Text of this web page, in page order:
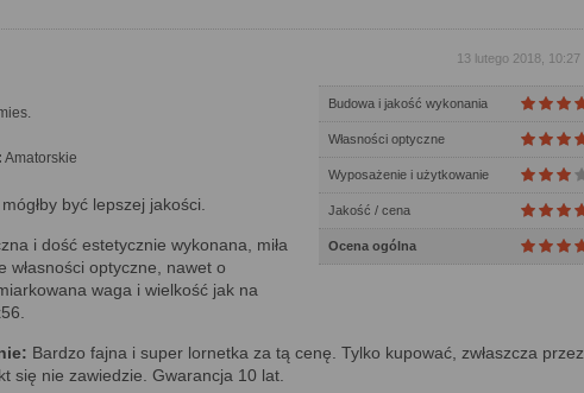
13 lutego 2018, 10:27
Budowa i jakość wykonania
Własności optyczne
Wyposażenie i użytkowanie
Jakość / cena
Ocena ogólna
Amatorskie
być lepszej jakości.
i dość estetycznie wykonana, miła
własności optyczne, nawet o
waga i wielkość jak na
Bardzo fajna i super lornetka za tą cenę. Tylko kupować, zwłaszcza przez
się nie zawiedzie. Gwarancja 10 lat.